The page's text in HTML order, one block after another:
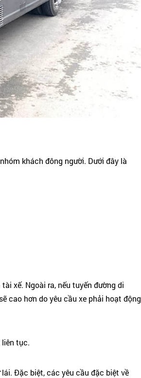
khách đông người. Dưới đây là
xế. Ngoài ra, nếu tuyến đường di
cao hơn do yêu cầu xe phải hoạt động
liên tục.
Đặc biệt, các yêu cầu đặc biệt về